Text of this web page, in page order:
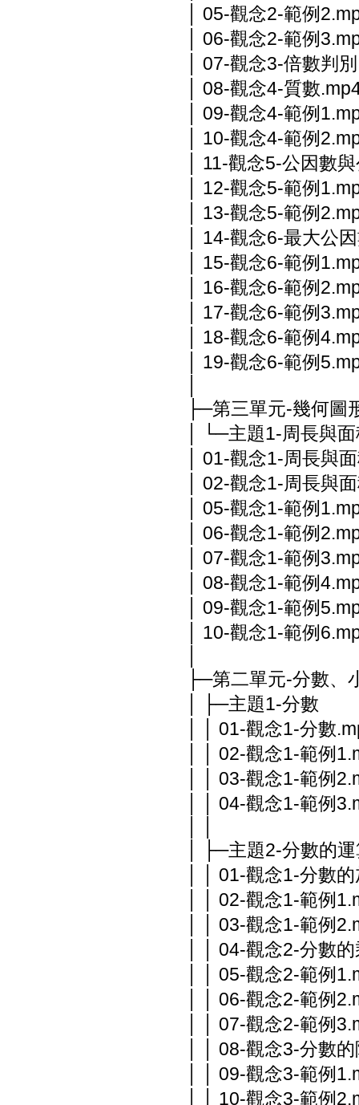
│ 05-觀念2-範例
│ 06-觀念2-範例
│ 07-觀念3-倍數判
│ 08-觀念4-質數
│ 09-觀念4-範例
│ 10-觀念4-範例
│ 11-觀念5-公因數
│ 12-觀念5-範例
│ 13-觀念5-範例
│ 14-觀念6-最大公
│ 15-觀念6-範例
│ 16-觀念6-範例
│ 17-觀念6-範例
│ 18-觀念6-範例
│ 19-觀念6-範例
├─第三單元-幾何圖
│ └─主題1-周長與
│ 01-觀念1-周長與
│ 02-觀念1-周長與
│ 05-觀念1-範例
│ 06-觀念1-範例
│ 07-觀念1-範例
│ 08-觀念1-範例
│ 09-觀念1-範例
│ 10-觀念1-範例
├─第二單元-分數、
│ ├─主題1-分數
│ │ 01-觀念1-分數
│ │ 02-觀念1-範例
│ │ 03-觀念1-範例
│ │ 04-觀念1-範例
│ ├─主題2-分數的
│ │ 01-觀念1-分數
│ │ 02-觀念1-範例
│ │ 03-觀念1-範例
│ │ 04-觀念2-分數
│ │ 05-觀念2-範例
│ │ 06-觀念2-範例
│ │ 07-觀念2-範例
│ │ 08-觀念3-分數
│ │ 09-觀念3-範例
│ │ 10-觀念3-範例